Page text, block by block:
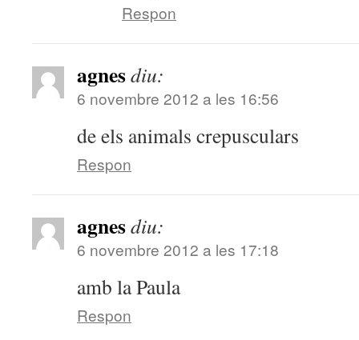
Respon
agnesdiu:
6 novembre 2012 a les 16:56
de els animals crepusculars
Respon
agnesdiu:
6 novembre 2012 a les 17:18
amb la Paula
Respon